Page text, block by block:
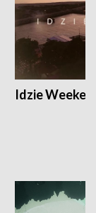
Idzie